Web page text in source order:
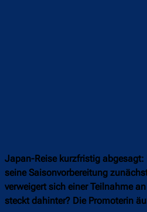
Japan-Reise kurzfristig abgesagt:
seine Saisonvorbereitung
verweigert sich einer Teilnahme
steckt dahinter? Die Promoterin